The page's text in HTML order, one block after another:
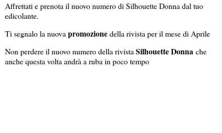
Affrettati e prenota il nuovo numero di Silhouette Donna dal tuo
edicolante.
Ti segnalo la nuova promozionedella rivista per il mese di Aprile
Non perdere il nuovo numero della rivista Silhouette Donna che
anche questa volta andrà a ruba in poco tempo